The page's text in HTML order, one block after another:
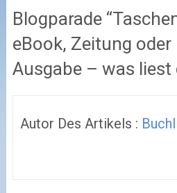
Blogparade
eBook, Zeitung oder
Ausgabe – was liest
Autor Des Artikels :